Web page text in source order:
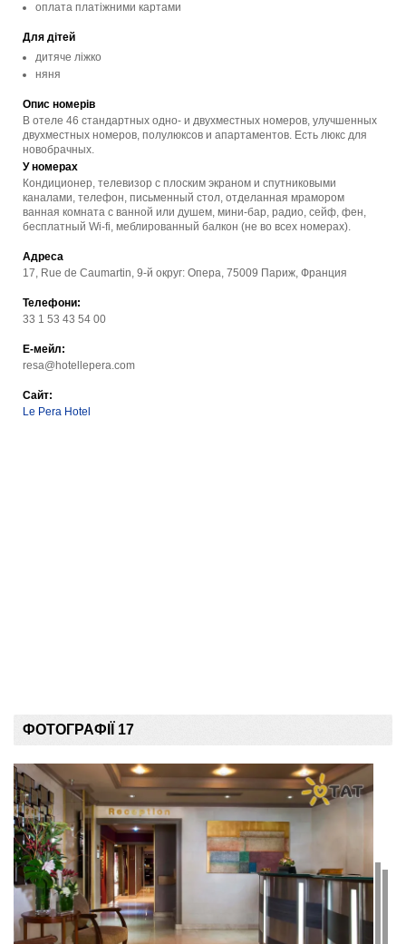
оплата платіжними картами
Для дітей
дитяче ліжко
няня
Опис номерів
В отеле 46 стандартных одно- и двухместных номеров, улучшенных
двухместных номеров, полулюксов и апартаментов. Есть люкс для
новобрачных.
У номерах
Кондиционер, телевизор с плоским экраном и спутниковыми
каналами, телефон, письменный стол, отделанная мрамором
ванная комната с ванной или душем, мини-бар, радио, сейф, фен,
бесплатный Wi-fi, меблированный балкон (не во всех номерах).
Адреса
17, Rue de Caumartin, 9-й округ: Опера, 75009 Париж, Франция
Телефони:
33 1 53 43 54 00
Е-мейл:
resa@hotellepera.com
Сайт:
Le Pera Hotel
ФОТОГРАФІЇ 17